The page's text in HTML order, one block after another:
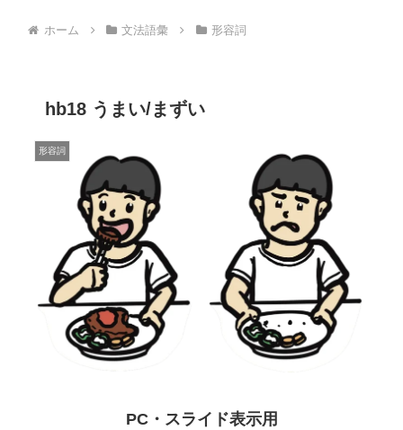
ホーム 文法語彙 形容詞
hb18 うまい/まずい
形容詞
PC・スライド表示用